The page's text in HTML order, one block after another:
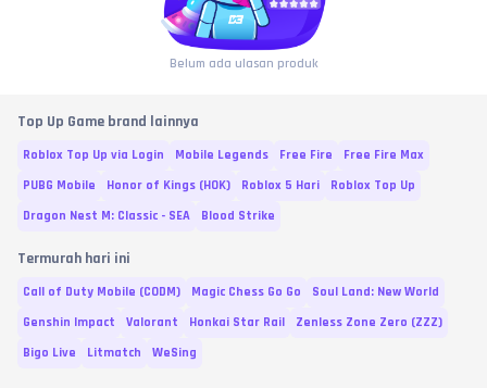
Belum ada ulasan produk
Top Up Game brand lainnya
Roblox Top Up via Login Mobile Legends Free Fire
Free Fire Max
PUBG Mobile
Honor of Kings (HOK) Roblox 5 Hari
Roblox Top Up
Dragon Nest M: Classic - SEA
Blood Strike
Termurah hari ini
Call of Duty Mobile (CODM) Magic Chess Go Go
Soul Land: New World
Genshin Impact
Valorant Honkai Star Rail
Zenless Zone Zero (ZZZ)
Bigo Live
Litmatch WeSing